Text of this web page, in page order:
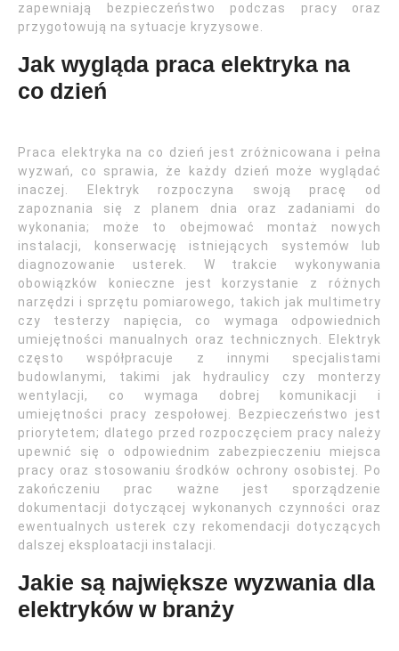
zapewniają bezpieczeństwo podczas pracy oraz
przygotowują na sytuacje kryzysowe.
Jak wygląda praca elektryka na
co dzień
Praca elektryka na co dzień jest zróżnicowana i pełna
wyzwań, co sprawia, że każdy dzień może wyglądać
inaczej. Elektryk rozpoczyna swoją pracę od
zapoznania się z planem dnia oraz zadaniami do
wykonania; może to obejmować montaż nowych
instalacji, konserwację istniejących systemów lub
diagnozowanie usterek. W trakcie wykonywania
obowiązków konieczne jest korzystanie z różnych
narzędzi i sprzętu pomiarowego, takich jak multimetry
czy testerzy napięcia, co wymaga odpowiednich
umiejętności manualnych oraz technicznych. Elektryk
często współpracuje z innymi specjalistami
budowlanymi, takimi jak hydraulicy czy monterzy
wentylacji, co wymaga dobrej komunikacji i
umiejętności pracy zespołowej. Bezpieczeństwo jest
priorytetem; dlatego przed rozpoczęciem pracy należy
upewnić się o odpowiednim zabezpieczeniu miejsca
pracy oraz stosowaniu środków ochrony osobistej. Po
zakończeniu prac ważne jest sporządzenie
dokumentacji dotyczącej wykonanych czynności oraz
ewentualnych usterek czy rekomendacji dotyczących
dalszej eksploatacji instalacji.
Jakie są największe wyzwania dla
elektryków w branży